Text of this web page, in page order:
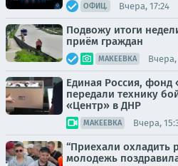
ОФИЦ. Вчера, 17:24
Подвожу итоги
приём граждан
МАКЕЕВКА Вчера,
Единая Россия,
передали технику
«Центр» в ДНР
МАКЕЕВКА Вчера,
“Приехали охладить
молодежь